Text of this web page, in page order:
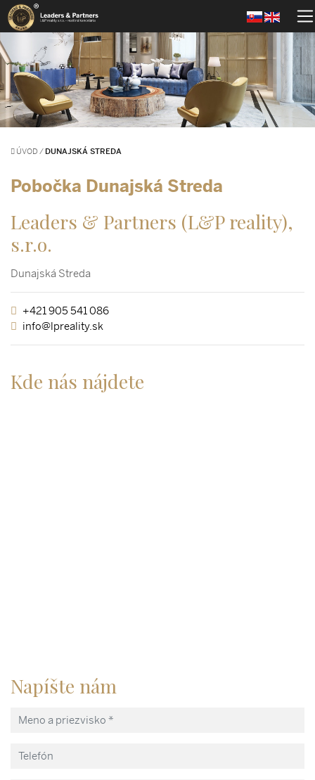
ÚVOD / DUNAJSKÁ STREDA
Pobočka Dunajská Streda
Leaders & Partners (L&P reality),
s.r.o.
Dunajská Streda
+421 905 541 086
info@lpreality.sk
Kde nás nájdete
Napíšte nám